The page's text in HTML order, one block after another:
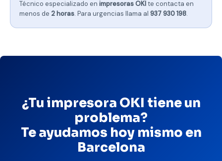
Técnico especializado en impresoras OKIte contacta en
menos de 2 horas. Para urgencias llama al 937 930 198.
¿Tu impresora OKI tiene un
problema?
Te ayudamos hoy mismo en
Barcelona